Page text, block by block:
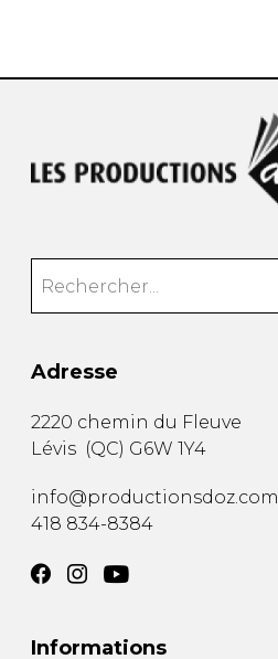
Adresse
2220 chemin du Fleuve
Lévis (QC) G6W 1Y4
info@productionsdoz.com
418 834-8384
Informations